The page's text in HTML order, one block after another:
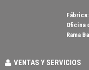
Fábrica:
Oficina
Rama
VENTAS Y SERVICIOS